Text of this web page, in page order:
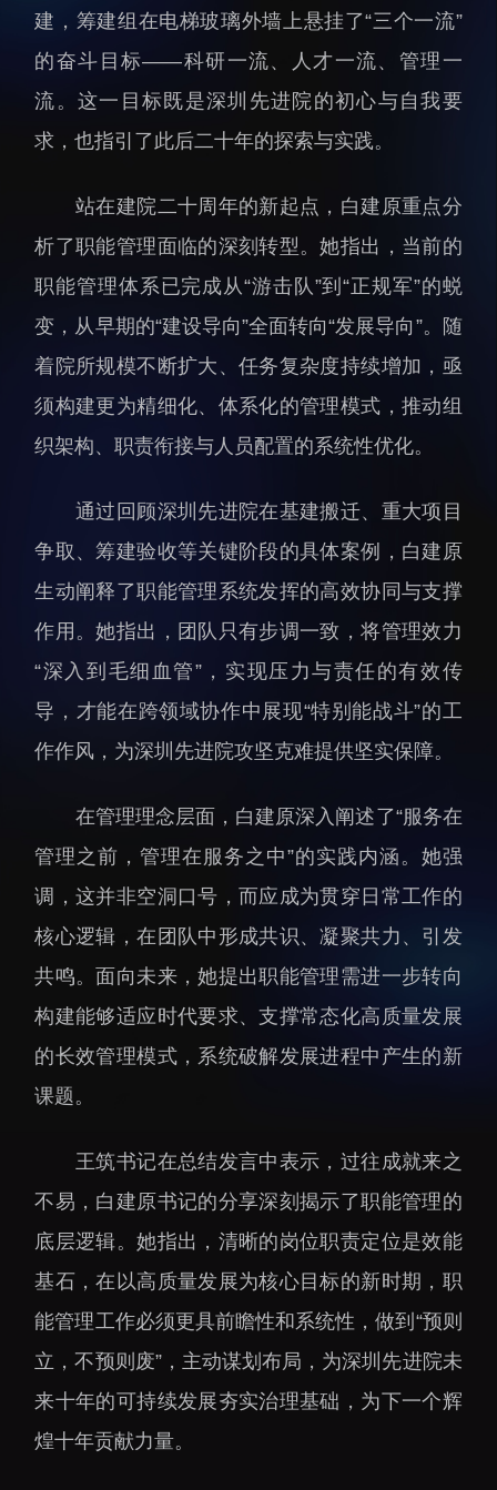
党群工作处
监督审计处
支撑平台处
产业发展中心
科研进展
科研诚信与伦理委员会
实验动物管理
分析测试中心
实验室建设与管理
要闻播报
科研进展
综合新闻
合作交流
学术活动
科学普及
先进视界
教育概况
招生信息
学位培养
学生工作
学生就业
教育动态
学生活动
先进榜YOUNG
体育与健康
讲座信息
国合项目
出国境事务
来华指引
下载中心
转移转化
控股企业
成果超市
合作交流
建，筹建组在电梯玻璃外墙上悬挂了“三个一流”
的奋斗目标——科研一流、人才一流、管理一
流。这一目标既是深圳先进院的初心与自我要
求，也指引了此后二十年的探索与实践。
站在建院二十周年的新起点，白建原重点分
析了职能管理面临的深刻转型。她指出，当前的
职能管理体系已完成从“游击队”到“正规军”的蜕
变，从早期的“建设导向”全面转向“发展导向”。随
着院所规模不断扩大、任务复杂度持续增加，亟
须构建更为精细化、体系化的管理模式，推动组
织架构、职责衔接与人员配置的系统性优化。
通过回顾深圳先进院在基建搬迁、重大项目
争取、筹建验收等关键阶段的具体案例，白建原
生动阐释了职能管理系统发挥的高效协同与支撑
作用。她指出，团队只有步调一致，将管理效力
“深入到毛细血管”，实现压力与责任的有效传
导，才能在跨领域协作中展现“特别能战斗”的工
作作风，为深圳先进院攻坚克难提供坚实保障。
在管理理念层面，白建原深入阐述了“服务在
管理之前，管理在服务之中”的实践内涵。她强
调，这并非空洞口号，而应成为贯穿日常工作的
核心逻辑，在团队中形成共识、凝聚共力、引发
共鸣。面向未来，她提出职能管理需进一步转向
构建能够适应时代要求、支撑常态化高质量发展
的长效管理模式，系统破解发展进程中产生的新
课题。
王筑书记在总结发言中表示，过往成就来之
不易，白建原书记的分享深刻揭示了职能管理的
底层逻辑。她指出，清晰的岗位职责定位是效能
基石，在以高质量发展为核心目标的新时期，职
能管理工作必须更具前瞻性和系统性，做到“预则
立，不预则废”，主动谋划布局，为深圳先进院未
来十年的可持续发展夯实治理基础，为下一个辉
煌十年贡献力量。